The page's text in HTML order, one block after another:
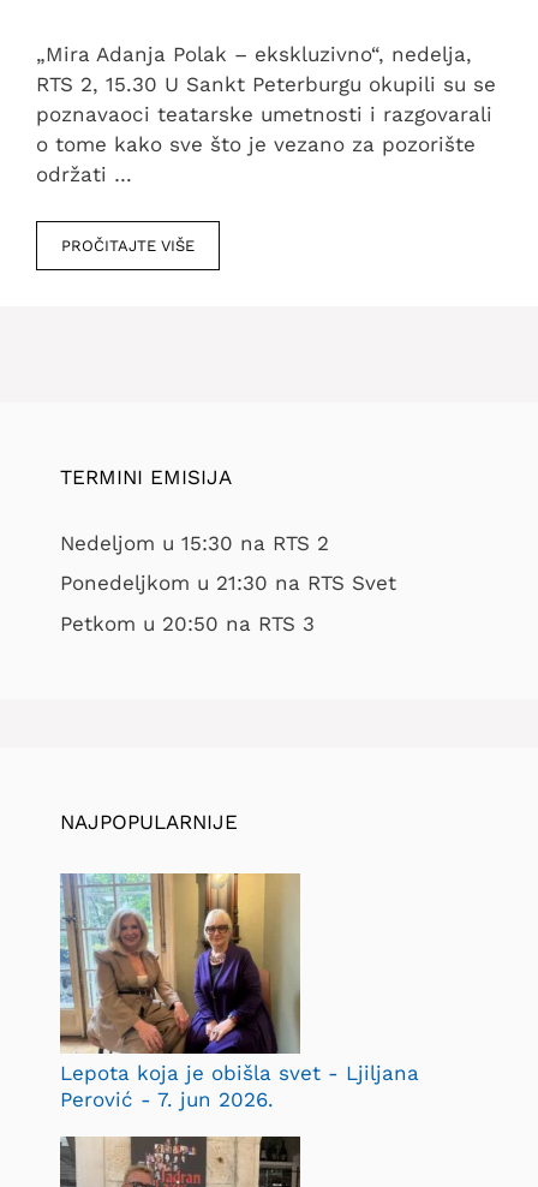
„Mira Adanja Polak – ekskluzivno“, nedelja,
RTS 2, 15.30 U Sankt Peterburgu okupili su se
poznavaoci teatarske umetnosti i razgovarali
o tome kako sve što je vezano za pozorište
održati …
PROČITAJTE VIŠE
TERMINI EMISIJA
Nedeljom u 15:30 na RTS 2
Ponedeljkom u 21:30 na RTS Svet
Petkom u 20:50 na RTS 3
NAJPOPULARNIJE
Lepota koja je obišla svet - Ljiljana
Perović - 7. jun 2026.